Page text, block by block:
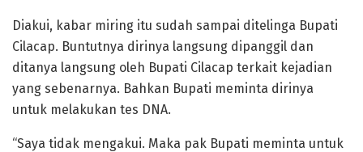
Diakui, kabar miring itu sudah sampai ditelinga Bupati
Cilacap. Buntutnya dirinya langsung dipanggil dan
ditanya langsung oleh Bupati Cilacap terkait kejadian
yang sebenarnya. Bahkan Bupati meminta dirinya
untuk melakukan tes DNA.
“Saya tidak mengakui. Maka pak Bupati meminta untuk